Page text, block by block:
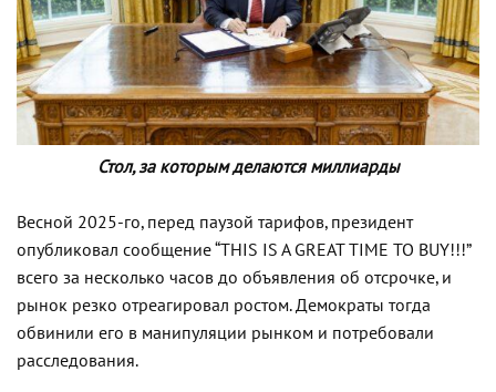
Стол, за которым делаются миллиарды
Весной 2025-го, перед паузой тарифов, президент
опубликовал сообщение “THIS IS A GREAT TIME TO BUY!!!”
всего за несколько часов до объявления об отсрочке, и
рынок резко отреагировал ростом. Демократы тогда
обвинили его в манипуляции рынком и потребовали
расследования.